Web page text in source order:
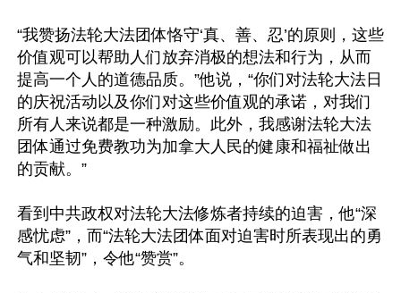
“我赞扬法轮大法团体恪守‘真、善、忍’的原则，这些
价值观可以帮助人们放弃消极的想法和行为，从而
提高一个人的道德品质。”他说，“你们对法轮大法日
的庆祝活动以及你们对这些价值观的承诺，对我们
所有人来说都是一种激励。此外，我感谢法轮大法
团体通过免费教功为加拿大人民的健康和福祉做出
的贡献。”
看到中共政权对法轮大法修炼者持续的迫害，他“深
感忧虑”，而“法轮大法团体面对迫害时所表现出的勇
气和坚韧”，令他“赞赏”。